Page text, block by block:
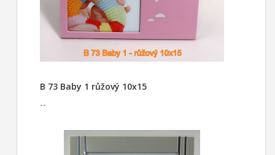
B 73 Baby 1 růžový 10x15
--